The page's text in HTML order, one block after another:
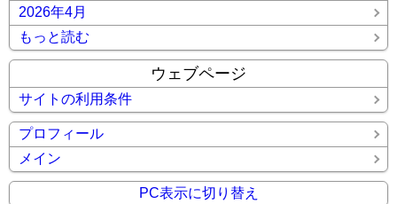
2026年4月
もっと読む
ウェブページ
サイトの利用条件
プロフィール
メイン
PC表示に切り替え